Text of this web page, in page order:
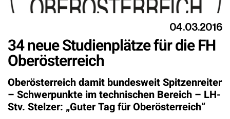
04.03.2016
34 neue Studienplätze für die FH
Oberösterreich
Oberösterreich damit bundesweit Spitzenreiter
– Schwerpunkte im technischen Bereich – LH-
Stv. Stelzer: „Guter Tag für Oberösterreich“